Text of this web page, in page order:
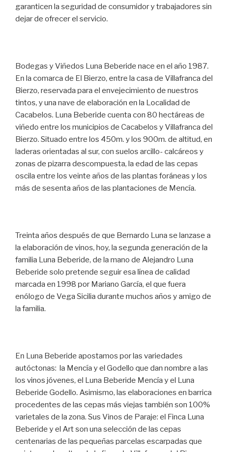
garanticen la seguridad de consumidor y trabajadores sin
dejar de ofrecer el servicio.
Bodegas y Viñedos Luna Beberide nace en el año 1987.
En la comarca de El Bierzo, entre la casa de Villafranca del
Bierzo, reservada para el envejecimiento de nuestros
tintos, y una nave de elaboración en la Localidad de
Cacabelos. Luna Beberide cuenta con 80 hectáreas de
viñedo entre los municipios de Cacabelos y Villafranca del
Bierzo. Situado entre los 450m. y los 900m. de altitud, en
laderas orientadas al sur, con suelos arcillo- calcáreos y
zonas de pizarra descompuesta, la edad de las cepas
oscila entre los veinte años de las plantas foráneas y los
más de sesenta años de las plantaciones de Mencía.
Treinta años después de que Bernardo Luna se lanzase a
la elaboración de vinos, hoy, la segunda generación de la
familia Luna Beberide, de la mano de Alejandro Luna
Beberide solo pretende seguir esa línea de calidad
marcada en 1998 por Mariano García, el que fuera
enólogo de Vega Sicilia durante muchos años y amigo de
la familia.
En Luna Beberide apostamos por las variedades
autóctonas: la Mencía y el Godello que dan nombre a las
los vinos jóvenes, el Luna Beberide Mencía y el Luna
Beberide Godello. Asimismo, las elaboraciones en barrica
procedentes de las cepas más viejas también son 100%
varietales de la zona. Sus Vinos de Paraje: el Finca Luna
Beberide y el Art son una selección de las cepas
centenarias de las pequeñas parcelas escarpadas que